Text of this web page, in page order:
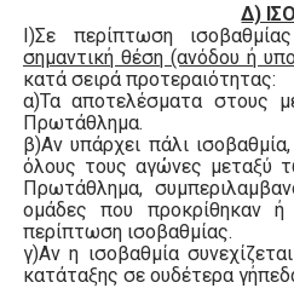
Δ)
Ι)Σε περίπτωση
σημαντική θέση (ανόδου ή
κατά σειρά προτεραιότητας:
α)Τα αποτελέσματα στους
Πρωτάθλημα.
β)Αν υπάρχει πάλι
όλους τους αγώνες μεταξύ
Πρωτάθλημα,
ομάδες που προκρίθηκαν
περίπτωση ισοβαθμίας.
γ)Αν η ισοβαθμία
κατάταξης σε ουδέτερα